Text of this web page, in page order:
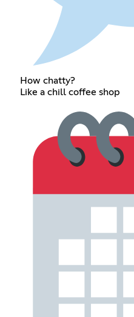
How chatty?
Like a chill coffee shop